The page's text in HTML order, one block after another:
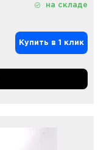
на складе
Купить в 1 клик